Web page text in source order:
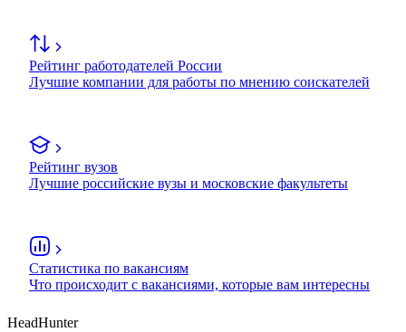
Рейтинг работодателей России
Лучшие компании для работы по мнению соискателей
Рейтинг вузов
Лучшие российские вузы и московские факультеты
Статистика по вакансиям
Что происходит с вакансиями, которые вам интересны
HeadHunter